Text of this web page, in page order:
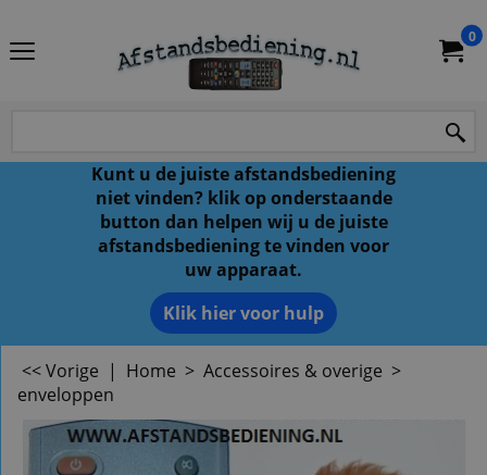
0
Kunt u de juiste afstandsbediening
niet vinden? klik op onderstaande
button dan helpen wij u de juiste
afstandsbediening te vinden voor
uw apparaat.
Klik hier voor hulp
<< Vorige | Home > Accessoires & overige >
enveloppen